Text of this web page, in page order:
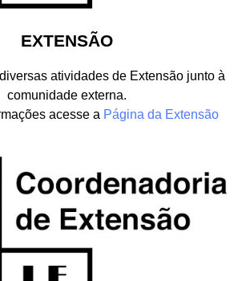
EXTENSÃO
atividades de Extensão junto à
comunidade externa.
acesse a Página da Extensão